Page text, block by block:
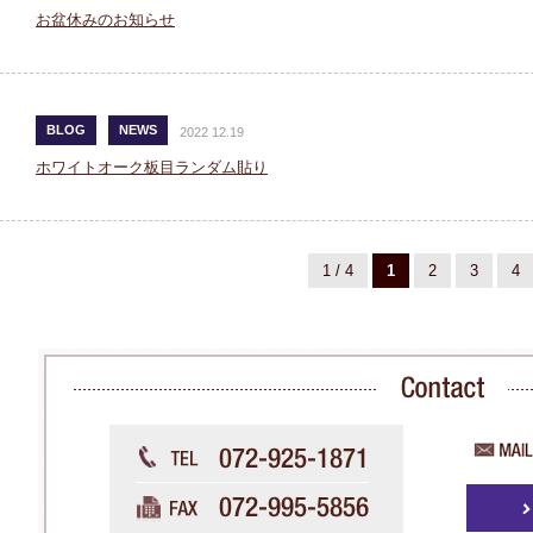
お盆休みのお知らせ
BLOG NEWS 2022 12.19
ホワイトオーク板目ランダム貼り
1 / 4 1 2 3 4